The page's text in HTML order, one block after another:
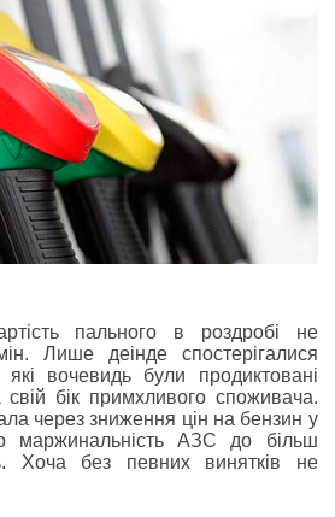
пального в роздробі не
Лише деінде спостерігалися
вочевидь були продиктовані
бік примхливого споживача.
через зниження цін на бензин у
маржинальність АЗС до більш
Хоча без певних винятків не